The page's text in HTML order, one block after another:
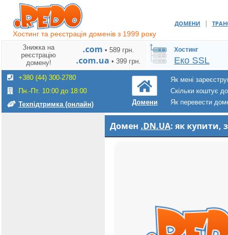
Хостинг та реєстрація доменів з 1999 року
ДОМЕНИ |
Знижка на
реєстрацію
домену!
.com • 589 грн.
.com.ua • 399 грн.
Хостинг
Еко SSL
+380 (44) 300-2780
Пн.-Пт. 10:00 до 18:00
Техпідтримка (онлайн)
Домени
Як мені
Скільки коштує
Як перевести
Домен .DN.UA: як купити,